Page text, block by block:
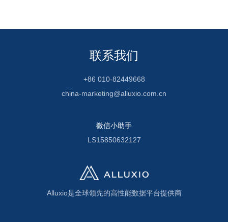
联系我们
+86 010-82449668
china-marketing@alluxio.com.cn
微信小助手
LS15850632127
Alluxio是全球领先的高性能数据平台提供商